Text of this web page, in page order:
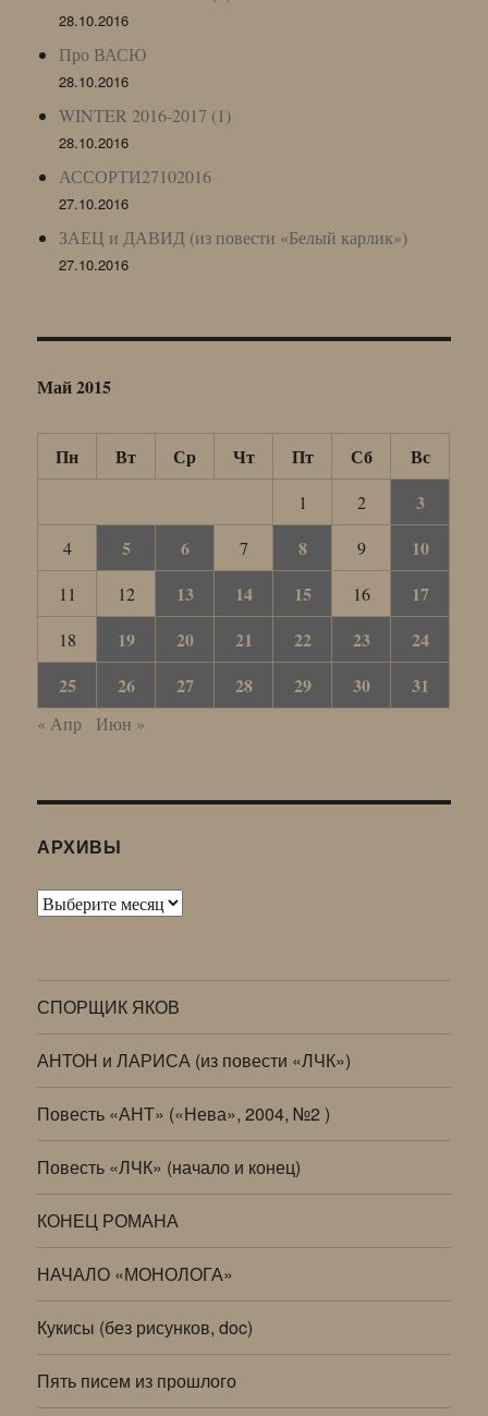
28.10.2016
Про ВАСЮ
28.10.2016
WINTER 2016-2017 (1)
28.10.2016
АССОРТИ27102016
27.10.2016
ЗАЕЦ и ДАВИД (из повести «Белый карлик»)
27.10.2016
Май 2015
Пн Вт Ср Чт Пт Сб Вс
1 2 3
4 5 6 7 8 9 10
11 12 13 14 15 16 17
18 19 20 21 22 23
24
25
26 27 28 29 30 31
« Апр Июн »
АРХИВЫ
Архивы
СПОРЩИК ЯКОВ
АНТОН и ЛАРИСА (из повести «ЛЧК»)
Повесть «АНТ» («Нева», 2004, №2 )
Повесть «ЛЧК» (начало и конец)
КОНЕЦ РОМАНА
НАЧАЛО «МОНОЛОГА»
Кукисы (без рисунков, doc)
Пять писем из прошлого